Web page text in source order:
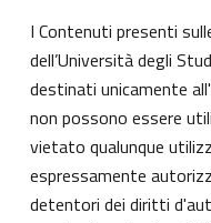
I Contenuti presenti
dell’Università degli
destinati unicamente
non possono essere
vietato qualunque
espressamente
detentori dei diritti